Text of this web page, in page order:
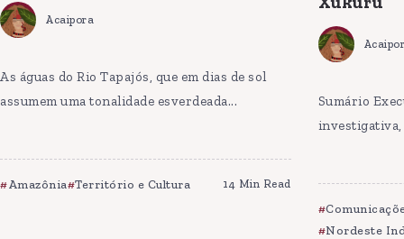
Acaipora
As águas do Rio Tapajós, que em dias de sol
assumem uma tonalidade esverdeada...
Amazônia Território e Cultura 14 Min Read
Sumário
investigativa,
Nordeste